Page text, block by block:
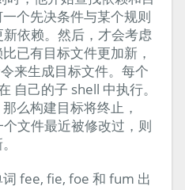
个先决条件与某个规则
依赖。然后，才会考虑
已有目标文件更加新，
来生成目标文件。每个
自己的子 shell 中执行。
么构建目标将终止，
文件最近被修改过，则
fee, fie, foe 和 fum 出